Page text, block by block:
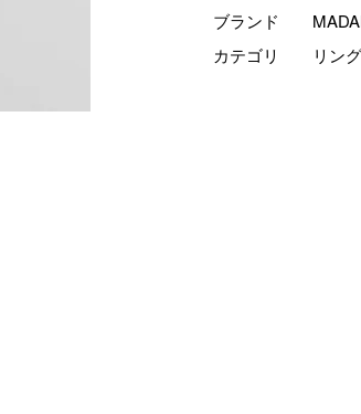
ブランド
カテゴリ
リング